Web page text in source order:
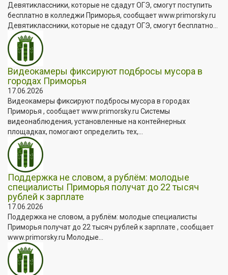
Девятиклассники, которые не сдадут ОГЭ, смогут поступить
бесплатно в колледжи Приморья, сообщает www.primorsky.ru
Девятиклассники, которые не сдадут ОГЭ, смогут бесплатно...
Видеокамеры фиксируют подбросы мусора в
городах Приморья
17.06.2026
Видеокамеры фиксируют подбросы мусора в городах
Приморья , сообщает www.primorsky.ru Системы
видеонаблюдения, установленные на контейнерных
площадках, помогают определить тех,...
Поддержка не словом, а рублём: молодые
специалисты Приморья получат до 22 тысяч
рублей к зарплате
17.06.2026
Поддержка не словом, а рублём: молодые специалисты
Приморья получат до 22 тысяч рублей к зарплате , сообщает
www.primorsky.ru Молодые...